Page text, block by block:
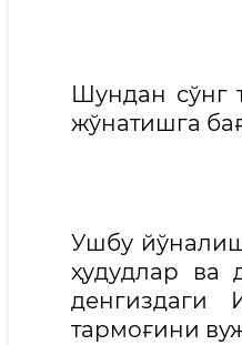
Шундан сўнг
жўнатишга
Ушбу
ҳудудлар ва
денгиздаги
тармоғини